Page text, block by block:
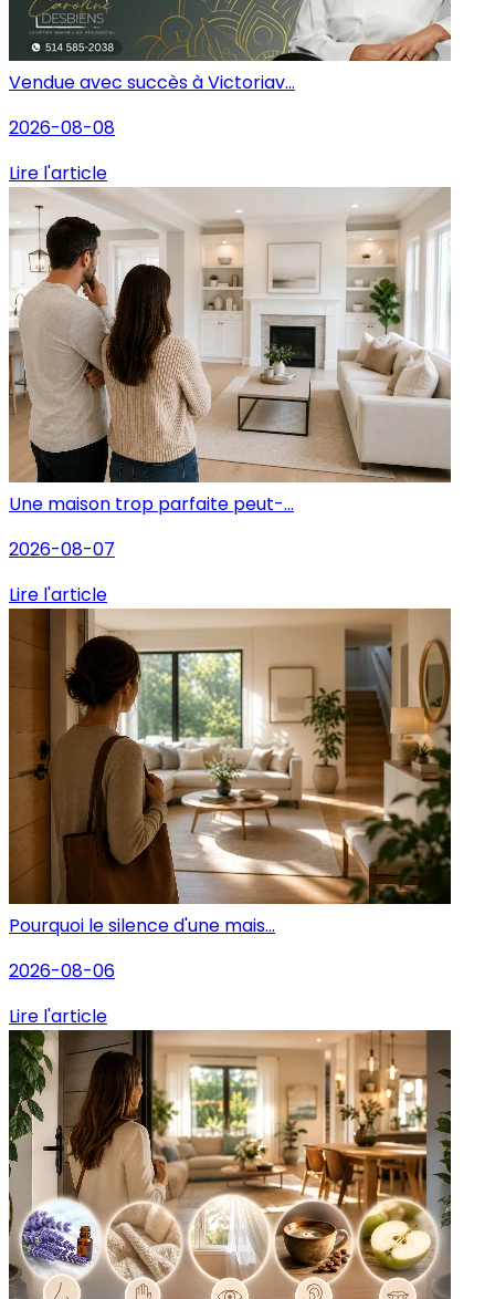
Vendue avec succès à Victoriav...
2026-08-08
Lire l'article
Une maison trop parfaite peut-...
2026-08-07
Lire l'article
Pourquoi le silence d'une mais...
2026-08-06
Lire l'article